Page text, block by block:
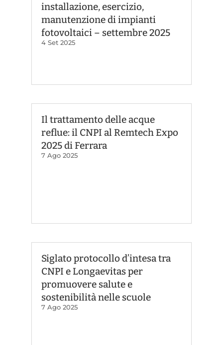
installazione, esercizio,
manutenzione di impianti
fotovoltaici – settembre 2025
4 Set 2025
Il trattamento delle acque
reflue: il CNPI al Remtech Expo
2025 di Ferrara
7 Ago 2025
Siglato protocollo d’intesa tra
CNPI e Longaevitas per
promuovere salute e
sostenibilità nelle scuole
7 Ago 2025